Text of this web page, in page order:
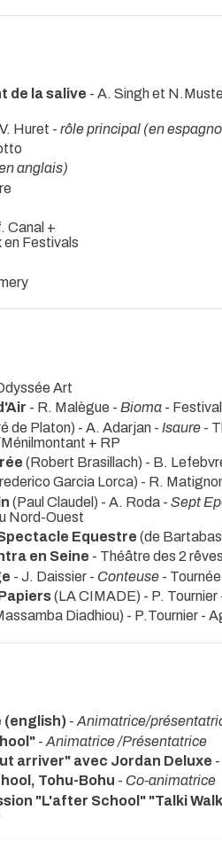
de la salive - A. Singh et
Huret - rôle principal (en
anglais)
Canal +
en Festivals
Art
- R. Malègue - Bioma -
de Platon) - A. Adarjan - Isaure -
+ RP
(Robert Brasillach) - B.
Garcia Lorca) - R.
(Paul Claudel) - A. Roda - Sept
Nord-Ouest
Equestre (de
en Seine - Théâtre des 2 rêves
- J. Daissier - Conteuse -
(LA CIMADE) - P. Tournier
Diadhiou) - P.Tournier -
(english) - Animatrice/
- Animatrice /Présentatrice
arriver" avec Jordan Deluxe -
Tohu-Bohu - Co-animatrice
"L'after School" "Talki